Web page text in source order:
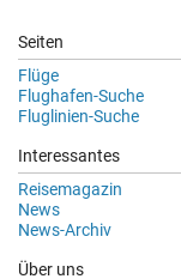
Seiten
Flüge
Flughafen-Suche
Fluglinien-Suche
Interessantes
Reisemagazin
News
News-Archiv
Über uns